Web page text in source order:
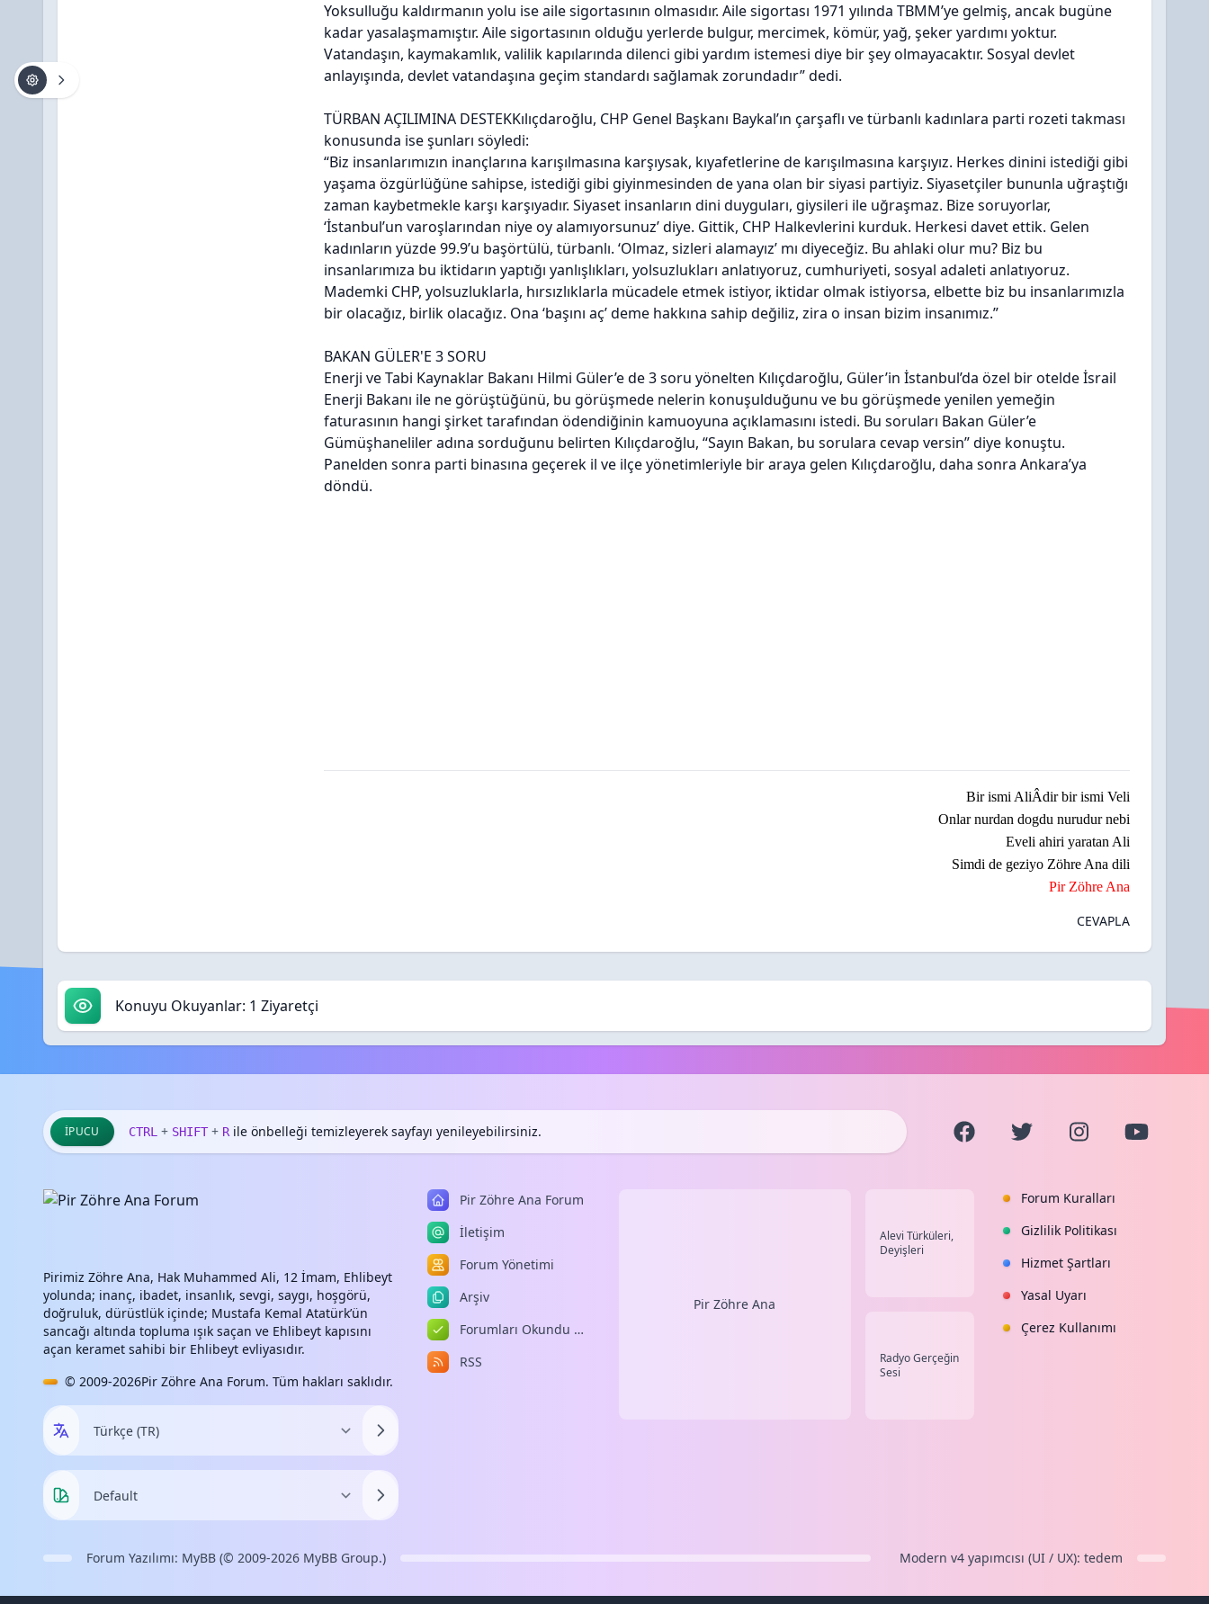
Yoksulluğu kaldırmanın yolu ise aile sigortasının olmasıdır. Aile sigortası 1971 yılında TBMM’ye gelmiş, ancak bugüne
kadar yasalaşmamıştır. Aile sigortasının olduğu yerlerde bulgur, mercimek, kömür, yağ, şeker yardımı yoktur.
Vatandaşın, kaymakamlık, valilik kapılarında dilenci gibi yardım istemesi diye bir şey olmayacaktır. Sosyal devlet
anlayışında, devlet vatandaşına geçim standardı sağlamak zorundadır” dedi.
TÜRBAN AÇILIMINA DESTEKKılıçdaroğlu, CHP Genel Başkanı Baykal’ın çarşaflı ve türbanlı kadınlara parti rozeti takması
konusunda ise şunları söyledi:
“Biz insanlarımızın inançlarına karışılmasına karşıysak, kıyafetlerine de karışılmasına karşıyız. Herkes dinini istediği gibi
yaşama özgürlüğüne sahipse, istediği gibi giyinmesinden de yana olan bir siyasi partiyiz. Siyasetçiler bununla uğraştığı
zaman kaybetmekle karşı karşıyadır. Siyaset insanların dini duyguları, giysileri ile uğraşmaz. Bize soruyorlar,
‘İstanbul’un varoşlarından niye oy alamıyorsunuz’ diye. Gittik, CHP Halkevlerini kurduk. Herkesi davet ettik. Gelen
kadınların yüzde 99.9’u başörtülü, türbanlı. ‘Olmaz, sizleri alamayız’ mı diyeceğiz. Bu ahlaki olur mu? Biz bu
insanlarımıza bu iktidarın yaptığı yanlışlıkları, yolsuzlukları anlatıyoruz, cumhuriyeti, sosyal adaleti anlatıyoruz.
Mademki CHP, yolsuzluklarla, hırsızlıklarla mücadele etmek istiyor, iktidar olmak istiyorsa, elbette biz bu insanlarımızla
bir olacağız, birlik olacağız. Ona ‘başını aç’ deme hakkına sahip değiliz, zira o insan bizim insanımız.”
BAKAN GÜLER'E 3 SORU
Enerji ve Tabi Kaynaklar Bakanı Hilmi Güler’e de 3 soru yönelten Kılıçdaroğlu, Güler’in İstanbul’da özel bir otelde İsrail
Enerji Bakanı ile ne görüştüğünü, bu görüşmede nelerin konuşulduğunu ve bu görüşmede yenilen yemeğin
faturasının hangi şirket tarafından ödendiğinin kamuoyuna açıklamasını istedi. Bu soruları Bakan Güler’e
Gümüşhaneliler adına sorduğunu belirten Kılıçdaroğlu, “Sayın Bakan, bu sorulara cevap versin” diye konuştu.
Panelden sonra parti binasına geçerek il ve ilçe yönetimleriyle bir araya gelen Kılıçdaroğlu, daha sonra Ankara’ya
döndü.
Bir ismi AliÂdir bir ismi Veli
Onlar nurdan dogdu nurudur nebi
Eveli ahiri yaratan Ali
Simdi de geziyo Zöhre Ana dili
Pir Zöhre Ana
CEVAPLA
Konuyu Okuyanlar: 1 Ziyaretçi
İPUCU CTRL + SHIFT + Rile önbelleği temizleyerek sayfayı yenileyebilirsiniz.
Pirimiz Zöhre Ana, Hak Muhammed Ali, 12 İmam, Ehlibeyt
yolunda; inanç, ibadet, insanlık, sevgi, saygı, hoşgörü,
doğruluk, dürüstlük içinde; Mustafa Kemal Atatürk’ün
sancağı altında topluma ışık saçan ve Ehlibeyt kapısını
açan keramet sahibi bir Ehlibeyt evliyasıdır.
© 2009-2026Pir Zöhre Ana Forum. Tüm hakları saklıdır.
Pir Zöhre Ana Forum
İletişim
Forum Yönetimi
Arşiv
Forumları Okundu Kabul Et
RSS
Pir Zöhre Ana
Alevi Türküleri,
Deyişleri
Radyo Gerçeğin
Sesi
Forum Kuralları
Gizlilik Politikası
Hizmet Şartları
Yasal Uyarı
Çerez Kullanımı
Forum Yazılımı: MyBB (© 2009-2026 MyBB Group.) Modern v4yapımcısı (UI / UX): tedem